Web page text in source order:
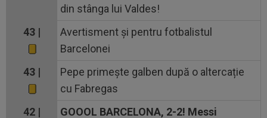
din stânga lui Valdes!
43 |
Avertisment și pentru fotbalistul
Barcelonei
43 |
Pepe primește galben după o altercație
cu Fabregas
42 |
GOOOL BARCELONA, 2-2! Messi